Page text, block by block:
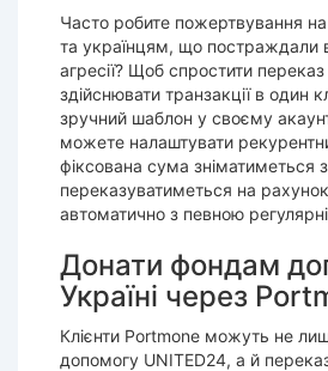
Часто робите пожертвування
та українцям, що постраждали
агресії? Щоб спростити переказ
здійснювати транзакції в один
зручний шаблон у своєму
можете налаштувати
фіксована сума зніматиметься
переказуватиметься на
автоматично з певною
Донати фондам
Україні через
Клієнти Portmone можуть не
допомогу UNITED24, а й